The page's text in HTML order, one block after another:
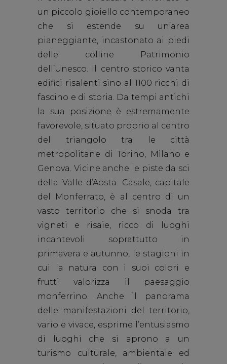
un piccolo gioiello contemporaneo
che si estende su un’area
pianeggiante, incastonato ai piedi
delle colline Patrimonio
dell’Unesco. Il centro storico vanta
edifici risalenti sino al 1100 ricchi di
fascino e di storia. Da tempi antichi
la sua posizione è estremamente
favorevole, situato proprio al centro
del triangolo tra le città
metropolitane di Torino, Milano e
Genova. Vicine anche le piste da sci
della Valle d’Aosta. Casale, capitale
del Monferrato, è al centro di un
vasto territorio che si snoda tra
vigneti e risaie, ricco di luoghi
incantevoli soprattutto in
primavera e autunno, le stagioni in
cui la natura con i suoi colori e
frutti valorizza il paesaggio
monferrino. Anche il panorama
delle manifestazioni del territorio,
vario e vivace, esprime l’entusiasmo
di luoghi che si aprono a un
turismo culturale, ambientale ed